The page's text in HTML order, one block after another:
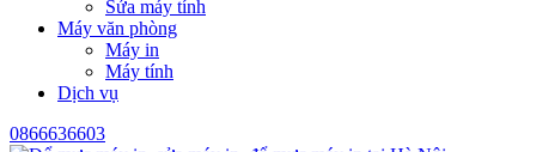
Sửa máy tính
Máy văn phòng
Máy in
Máy tính
Dịch vụ
0866636603